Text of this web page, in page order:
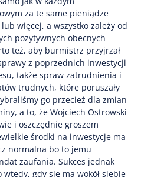
za te same pieniądze
więcej, a wszystko zależy od
pozytywnych obecnych
też, aby burmistrz przyjrzał
z poprzednich inwestycji
także spraw zatrudnienia i
trudnych, które poruszały
go przecież dla zmian
a to, że Wojciech Ostrowski
i oszczędnie groszem
środki na inwestycje ma
normalna bo to jemu
zaufania. Sukces jednak
gdy się ma wokół siebie